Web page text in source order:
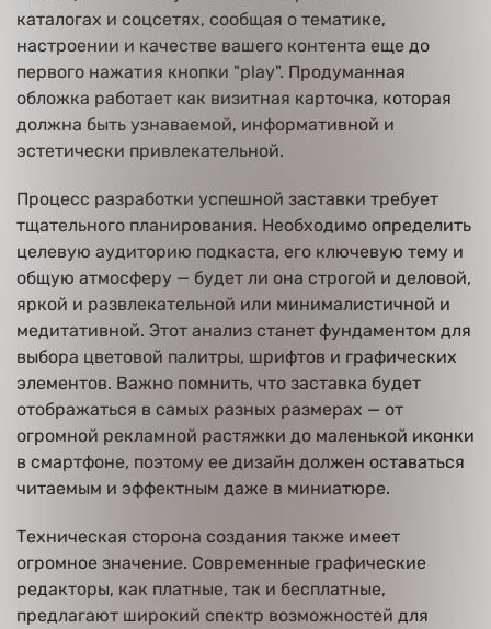
каталогах и соцсетях, сообщая о тематике,
настроении и качестве вашего контента еще до
первого нажатия кнопки "play". Продуманная
обложка работает как визитная карточка, которая
должна быть узнаваемой, информативной и
эстетически привлекательной.
Процесс разработки успешной заставки требует
тщательного планирования. Необходимо определить
целевую аудиторию подкаста, его ключевую тему и
общую атмосферу — будет ли она строгой и деловой,
яркой и развлекательной или минималистичной и
медитативной. Этот анализ станет фундаментом для
выбора цветовой палитры, шрифтов и графических
элементов. Важно помнить, что заставка будет
отображаться в самых разных размерах — от
огромной рекламной растяжки до маленькой иконки
в смартфоне, поэтому ее дизайн должен оставаться
читаемым и эффектным даже в миниатюре.
Техническая сторона создания также имеет
огромное значение. Современные графические
редакторы, как платные, так и бесплатные,
предлагают широкий спектр возможностей для